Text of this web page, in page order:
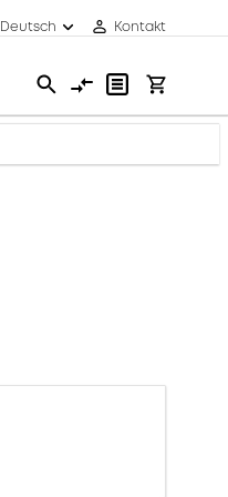
Deutsch Kontakt